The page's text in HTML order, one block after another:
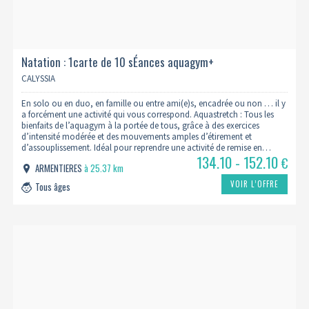
Natation : 1carte de 10 sÉances aquagym+
CALYSSIA
En solo ou en duo, en famille ou entre ami(e)s, encadrée ou non … il y
a forcément une activité qui vous correspond. Aquastretch : Tous les
bienfaits de l’aquagym à la portée de tous, grâce à des exercices
d’intensité modérée et des mouvements amples d’étirement et
d’assouplissement. Idéal pour reprendre une activité de remise en…
ARMENTIERESà 25.37 km
Tous âges
134.10 - 152.10€
VOIR L’OFFRE